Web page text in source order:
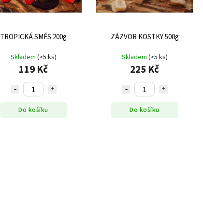
TROPICKÁ SMĚS 200g
Skladem (>5 ks)
119 Kč
Do košíku
ZÁZVOR KOSTKY 500g
Skladem (>5 ks)
225 Kč
Do košíku